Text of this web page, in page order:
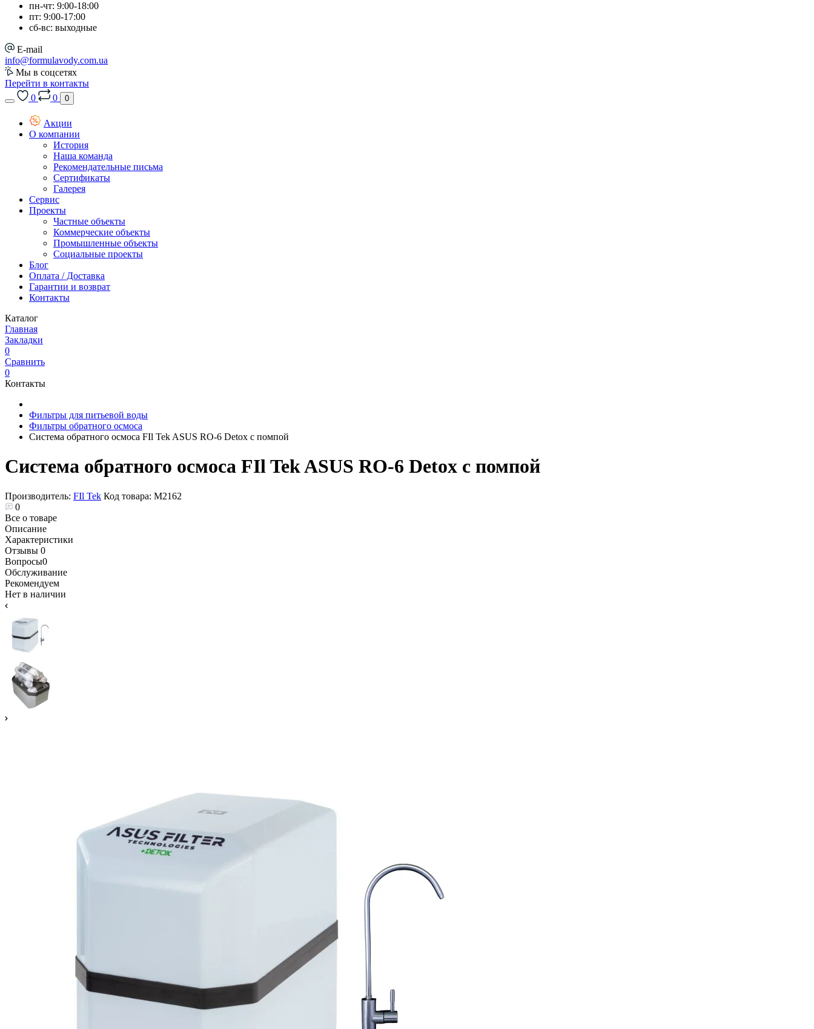
пн-чт: 9:00-18:00
пт: 9:00-17:00
сб-вс: выходные
E-mail
info@formulavody.com.ua
Мы в соцсетях
Перейти в контакты
0
0 0
Акции
О компании
История
Наша команда
Рекомендательные письма
Сертификаты
Галерея
Сервис
Проекты
Частные объекты
Коммерческие объекты
Промышленные объекты
Социальные проекты
Блог
Оплата / Доставка
Гарантии и возврат
Контакты
Каталог
Главная
Закладки
0
Сравнить
0
Контакты
Фильтры для питьевой воды
Фильтры обратного осмоса
Система обратного осмоса FIl Tek ASUS RO-6 Detox с помпой
Система обратного осмоса FIl Tek ASUS RO-6 Detox с помпой
Производитель: FIl Tek Код товара: М2162
0
Все о товаре
Описание
Характеристики
Отзывы 0
Вопросы0
Обслуживание
Рекомендуем
Нет в наличии